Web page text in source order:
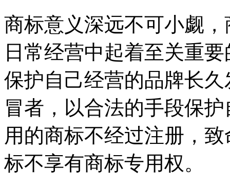
商标意义深远不可小觑
日常经营中起着至关重
保护自己经营的品牌长
冒者，以合法的手段保
用的商标不经过注册，
标不享有商标专用权。